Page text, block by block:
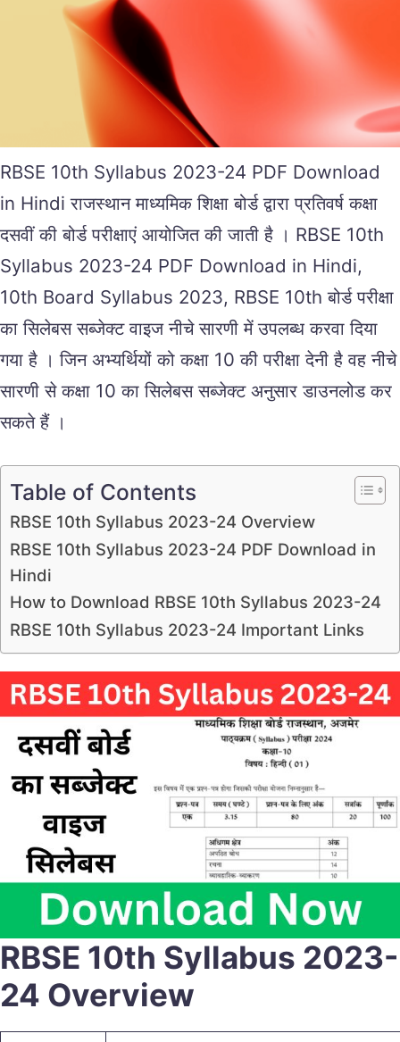
RBSE 10th Syllabus 2023-24 PDF Download
in Hindi राजस्थान माध्यमिक शिक्षा बोर्ड द्वारा प्रतिवर्ष कक्षा
दसवीं की बोर्ड परीक्षाएं आयोजित की जाती है । RBSE 10th
Syllabus 2023-24 PDF Download in Hindi,
10th Board Syllabus 2023, RBSE 10th बोर्ड परीक्षा
का सिलेबस सब्जेक्ट वाइज नीचे सारणी में उपलब्ध करवा दिया
गया है । जिन अभ्यर्थियों को कक्षा 10 की परीक्षा देनी है वह नीचे
सारणी से कक्षा 10 का सिलेबस सब्जेक्ट अनुसार डाउनलोड कर
सकते हैं ।
Table of Contents
RBSE 10th Syllabus 2023-24 Overview
RBSE 10th Syllabus 2023-24 PDF Download in
Hindi
How to Download RBSE 10th Syllabus 2023-24
RBSE 10th Syllabus 2023-24 Important Links
RBSE 10th Syllabus 2023-
24 Overview